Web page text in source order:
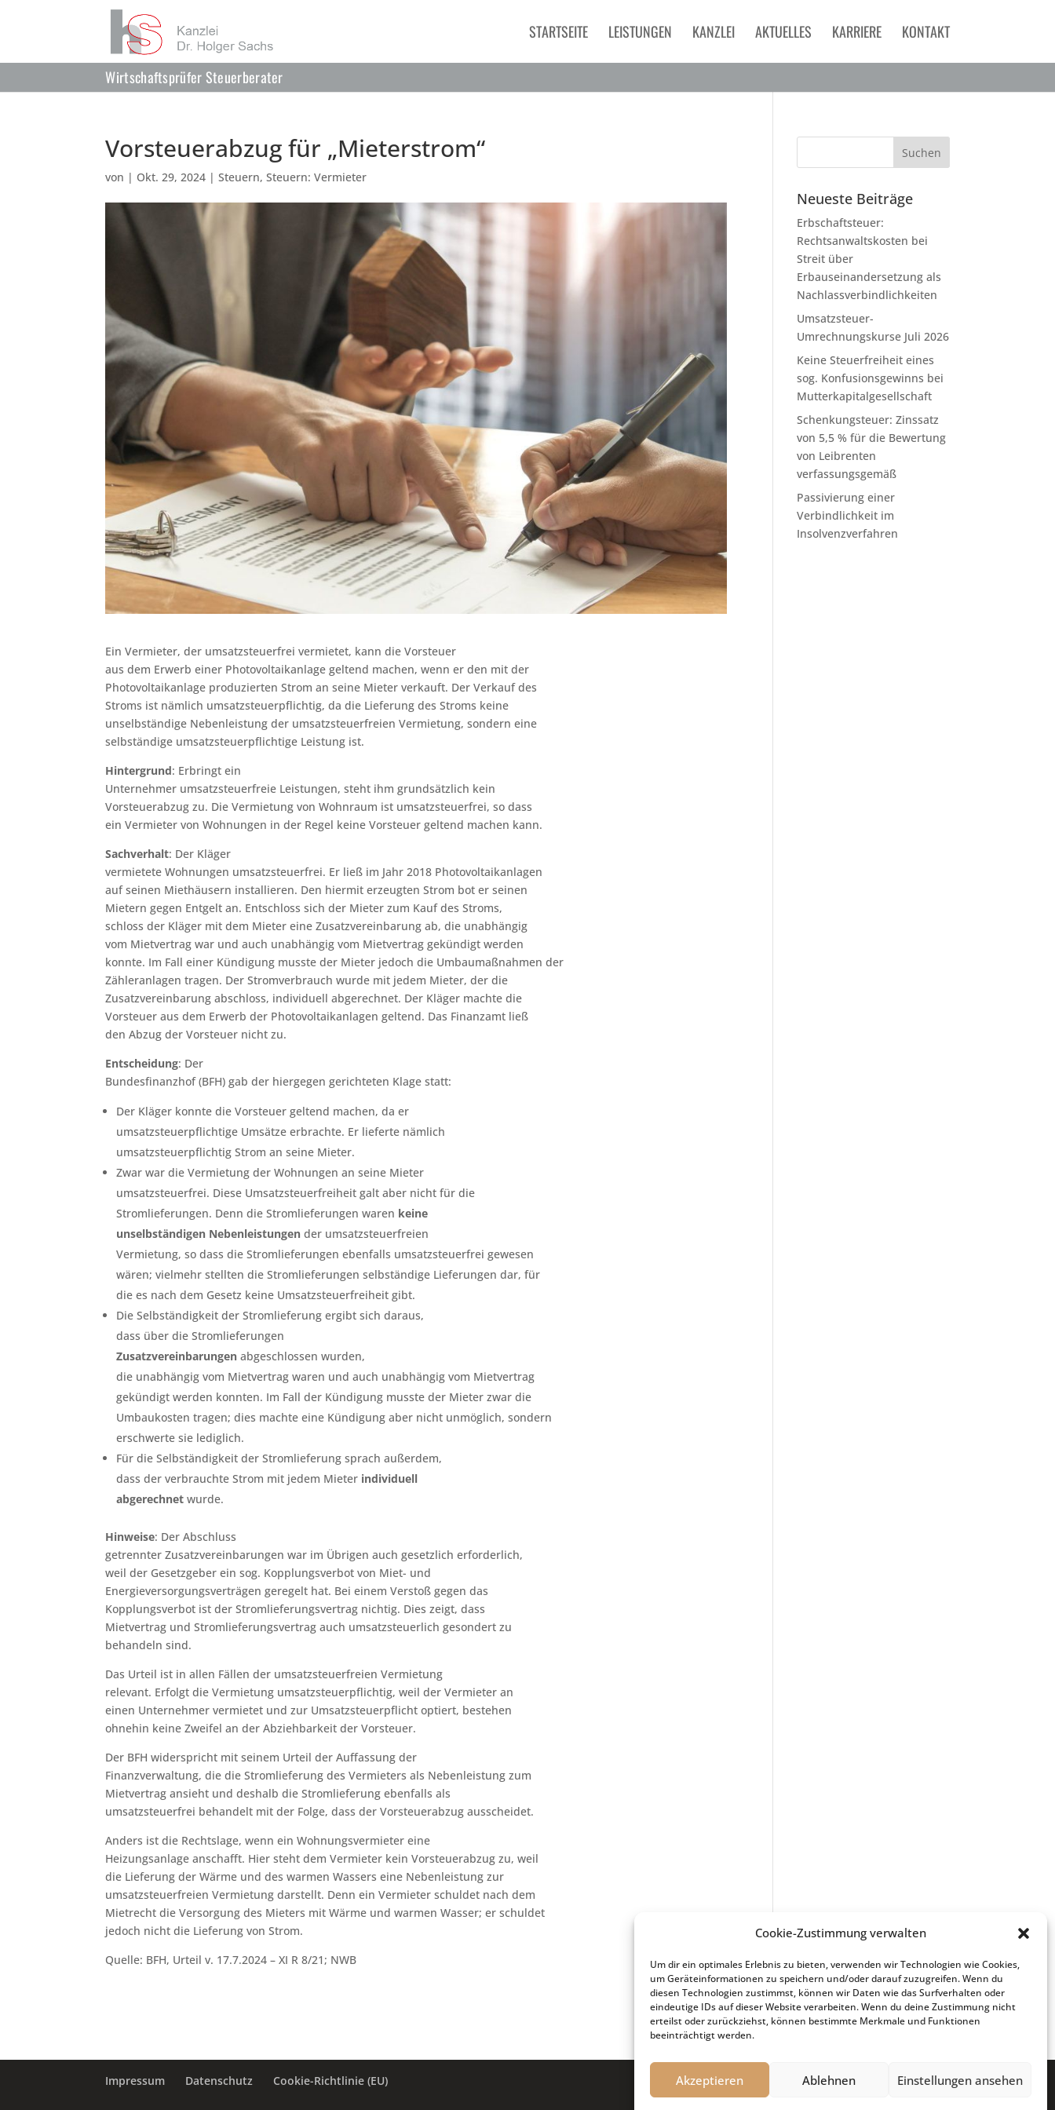
Cookie-Zustimmung verwalten
Um dir ein optimales Erlebnis zu bieten, verwenden wir Technologien wie Cookies,
um Geräteinformationen zu speichern und/oder darauf zuzugreifen. Wenn du
diesen Technologien zustimmst, können wir Daten wie das Surfverhalten oder
eindeutige IDs auf dieser Website verarbeiten. Wenn du deine Zustimmung nicht
erteilst oder zurückziehst, können bestimmte Merkmale und Funktionen
beeinträchtigt werden.
Akzeptieren Ablehnen Einstellungen ansehen
STARTSEITE LEISTUNGEN KANZLEI AKTUELLES KARRIERE KONTAKT
Wirtschaftsprüfer Steuerberater
Vorsteuerabzug für „Mieterstrom“
von | Okt. 29, 2024 |Steuern,Steuern: Vermieter
Ein Vermieter, der umsatzsteuerfrei vermietet, kann die Vorsteuer
aus dem Erwerb einer Photovoltaikanlage geltend machen, wenn er den mit der
Photovoltaikanlage produzierten Strom an seine Mieter verkauft. Der Verkauf des
Stroms ist nämlich umsatzsteuerpflichtig, da die Lieferung des Stroms keine
unselbständige Nebenleistung der umsatzsteuerfreien Vermietung, sondern eine
selbständige umsatzsteuerpflichtige Leistung ist.
Hintergrund: Erbringt ein
Unternehmer umsatzsteuerfreie Leistungen, steht ihm grundsätzlich kein
Vorsteuerabzug zu. Die Vermietung von Wohnraum ist umsatzsteuerfrei, so dass
ein Vermieter von Wohnungen in der Regel keine Vorsteuer geltend machen kann.
Sachverhalt: Der Kläger
vermietete Wohnungen umsatzsteuerfrei. Er ließ im Jahr 2018 Photovoltaikanlagen
auf seinen Miethäusern installieren. Den hiermit erzeugten Strom bot er seinen
Mietern gegen Entgelt an. Entschloss sich der Mieter zum Kauf des Stroms,
schloss der Kläger mit dem Mieter eine Zusatzvereinbarung ab, die unabhängig
vom Mietvertrag war und auch unabhängig vom Mietvertrag gekündigt werden
konnte. Im Fall einer Kündigung musste der Mieter jedoch die Umbaumaßnahmen der
Zähleranlagen tragen. Der Stromverbrauch wurde mit jedem Mieter, der die
Zusatzvereinbarung abschloss, individuell abgerechnet. Der Kläger machte die
Vorsteuer aus dem Erwerb der Photovoltaikanlagen geltend. Das Finanzamt ließ
den Abzug der Vorsteuer nicht zu.
Entscheidung: Der
Bundesfinanzhof (BFH) gab der hiergegen gerichteten Klage statt:
Der Kläger konnte die Vorsteuer geltend machen, da er
umsatzsteuerpflichtige Umsätze erbrachte. Er lieferte nämlich
umsatzsteuerpflichtig Strom an seine Mieter.
Zwar war die Vermietung der Wohnungen an seine Mieter
umsatzsteuerfrei. Diese Umsatzsteuerfreiheit galt aber nicht für die
Stromlieferungen. Denn die Stromlieferungen waren keine
unselbständigen Nebenleistungen der umsatzsteuerfreien
Vermietung, so dass die Stromlieferungen ebenfalls umsatzsteuerfrei gewesen
wären; vielmehr stellten die Stromlieferungen selbständige Lieferungen dar, für
die es nach dem Gesetz keine Umsatzsteuerfreiheit gibt.
Die Selbständigkeit der Stromlieferung ergibt sich daraus,
dass über die Stromlieferungen
Zusatzvereinbarungen abgeschlossen wurden,
die unabhängig vom Mietvertrag waren und auch unabhängig vom Mietvertrag
gekündigt werden konnten. Im Fall der Kündigung musste der Mieter zwar die
Umbaukosten tragen; dies machte eine Kündigung aber nicht unmöglich, sondern
erschwerte sie lediglich.
Für die Selbständigkeit der Stromlieferung sprach außerdem,
dass der verbrauchte Strom mit jedem Mieter individuell
abgerechnet wurde.
Hinweise: Der Abschluss
getrennter Zusatzvereinbarungen war im Übrigen auch gesetzlich erforderlich,
weil der Gesetzgeber ein sog. Kopplungsverbot von Miet- und
Energieversorgungsverträgen geregelt hat. Bei einem Verstoß gegen das
Kopplungsverbot ist der Stromlieferungsvertrag nichtig. Dies zeigt, dass
Mietvertrag und Stromlieferungsvertrag auch umsatzsteuerlich gesondert zu
behandeln sind.
Das Urteil ist in allen Fällen der umsatzsteuerfreien Vermietung
relevant. Erfolgt die Vermietung umsatzsteuerpflichtig, weil der Vermieter an
einen Unternehmer vermietet und zur Umsatzsteuerpflicht optiert, bestehen
ohnehin keine Zweifel an der Abziehbarkeit der Vorsteuer.
Der BFH widerspricht mit seinem Urteil der Auffassung der
Finanzverwaltung, die die Stromlieferung des Vermieters als Nebenleistung zum
Mietvertrag ansieht und deshalb die Stromlieferung ebenfalls als
umsatzsteuerfrei behandelt mit der Folge, dass der Vorsteuerabzug ausscheidet.
Anders ist die Rechtslage, wenn ein Wohnungsvermieter eine
Heizungsanlage anschafft. Hier steht dem Vermieter kein Vorsteuerabzug zu, weil
die Lieferung der Wärme und des warmen Wassers eine Nebenleistung zur
umsatzsteuerfreien Vermietung darstellt. Denn ein Vermieter schuldet nach dem
Mietrecht die Versorgung des Mieters mit Wärme und warmen Wasser; er schuldet
jedoch nicht die Lieferung von Strom.
Quelle: BFH, Urteil v. 17.7.2024 – XI R 8/21; NWB
Neueste Beiträge
Erbschaftsteuer:
Rechtsanwaltskosten bei
Streit über
Erbauseinandersetzung als
Nachlassverbindlichkeiten
Umsatzsteuer-
Umrechnungskurse Juli 2026
Keine Steuerfreiheit eines
sog. Konfusionsgewinns bei
Mutterkapitalgesellschaft
Schenkungsteuer: Zinssatz
von 5,5 % für die Bewertung
von Leibrenten
verfassungsgemäß
Passivierung einer
Verbindlichkeit im
Insolvenzverfahren
Impressum Datenschutz Cookie-Richtlinie (EU)